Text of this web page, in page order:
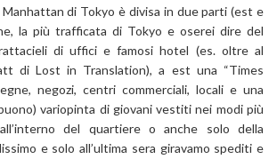
Manhattan di Tokyo è divisa in due parti (est e
la più trafficata di Tokyo e oserei dire del
di uffici e famosi hotel (es. oltre al
di Lost in Translation), a est una “Times
negozi, centri commerciali, locali e una
variopinta di giovani vestiti nei modi più
del quartiere o anche solo della
e solo all’ultima sera giravamo spediti e